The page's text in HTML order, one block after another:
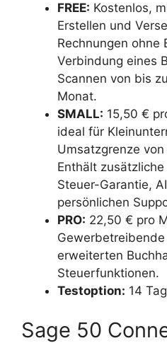
FREE: Kostenlos,
Erstellen und
Rechnungen ohne
Verbindung eines
Scannen von bis
Monat.
SMALL: 15,50 €
ideal für
Umsatzgrenze
Enthält
Steuer-Garantie,
persönlichen
PRO: 22,50 € pro
erweiterten
Steuerfunktionen.
Testoption: 14
Sage 50